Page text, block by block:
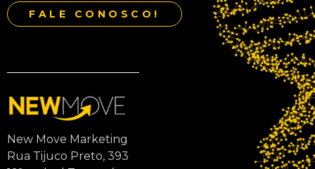
FALE CONOSCO!
New Move Marketing
Rua Tijuco Preto, 393